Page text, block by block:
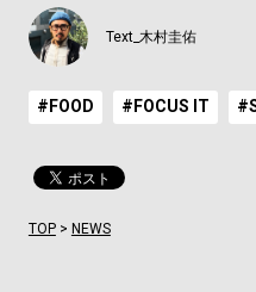
Text_木村圭佑
#FOOD #FOCUS IT
TOP> NEWS